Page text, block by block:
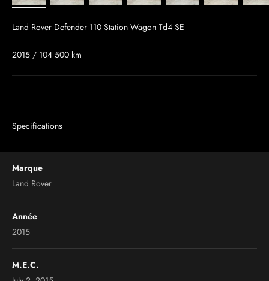
Land Rover Defender 110 Station Wagon Td4 SE
2015 / 104 500 km
Specifications
Marque
Land Rover
Année
2015
M.E.C.